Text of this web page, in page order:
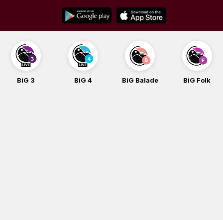
content
BiG 3 BiG 4 BiG Balade BiG Folk